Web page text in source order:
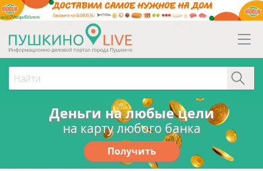
erid:2Vtzqw6Vsmm
Деньги на любые цели
на карту любого банка
Получить